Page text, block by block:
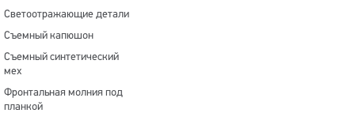
Светоотражающие детали
Съемный капюшон
Съемный синтетический
мех
Фронтальная молния под
планкой